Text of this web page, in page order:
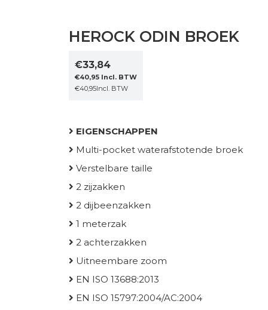
HEROCK ODIN BROEK
€33,84
€40,95 Incl. BTW
€40,95Incl. BTW
EIGENSCHAPPEN
Multi-pocket waterafstotende broek
Verstelbare taille
2 zijzakken
2 dijbeenzakken
1 meterzak
2 achterzakken
Uitneembare zoom
EN ISO 13688:2013
EN ISO 15797:2004/AC:2004